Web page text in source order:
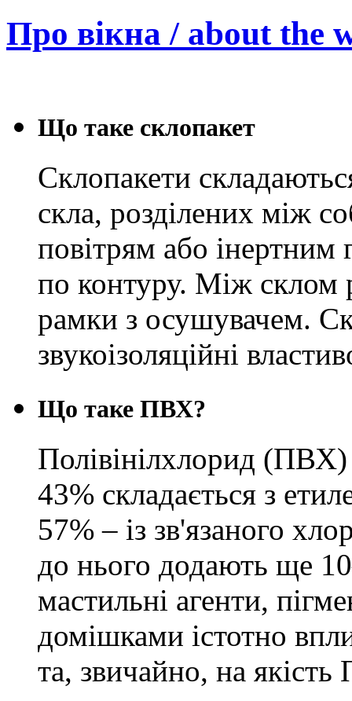
Про вікна / about the
Що таке склопакет
Склопакети
скла, розділених між
повітрям або інертним
по контуру. Між склом
рамки з осушувачем.
звукоізоляційні
Що таке ПВХ?
Полівінілхлорид
43% складається з
57% – із зв'язаного
до нього додають ще
мастильні агенти,
домішками істотно
та, звичайно, на